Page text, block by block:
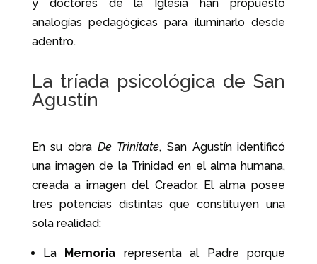
y doctores de la Iglesia han propuesto
analogías pedagógicas para iluminarlo desde
adentro.
La tríada psicológica de San
Agustín
En su obra De Trinitate, San Agustín identificó
una imagen de la Trinidad en el alma humana,
creada a imagen del Creador. El alma posee
tres potencias distintas que constituyen una
sola realidad:
La Memoria representa al Padre porque